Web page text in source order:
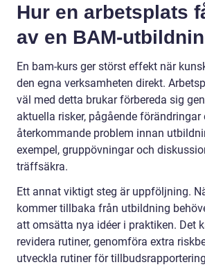
Hur en arbetsplats
av en BAM-
En bam-kurs ger störst effekt när
den egna verksamheten direkt.
väl med detta brukar förbereda sig
aktuella risker, pågående förändringar
återkommande problem innan
exempel, gruppövningar och
träffsäkra.
Ett annat viktigt steg är uppföljning.
kommer tillbaka från utbildning
att omsätta nya idéer i praktiken. Det
revidera rutiner, genomföra extra
utveckla rutiner för